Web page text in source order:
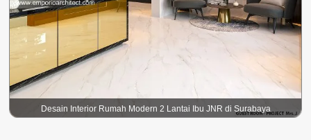
Desain Interior Rumah Modern 2 Lantai Ibu JNR di Surabaya